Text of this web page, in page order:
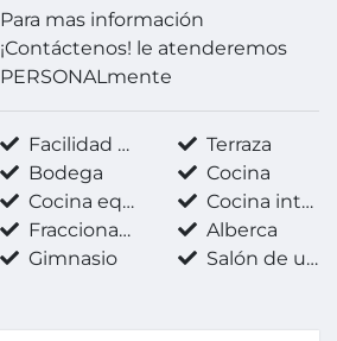
Para mas información
¡Contáctenos! le atenderemos
PERSONALmente
Facilidad para estacionarse
Terraza
Bodega
Cocina
Cocina equipada
Cocina integral
Fraccionamiento privado
Alberca
Gimnasio
Salón de usos múltiples